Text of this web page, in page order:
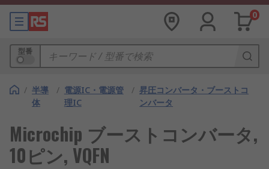
0
型番
/ 半導
体
/ 電源IC・電源管
理IC
/ 昇圧コンバータ・ブーストコ
ンバータ
Microchip ブーストコンバータ,
10ピン, VQFN